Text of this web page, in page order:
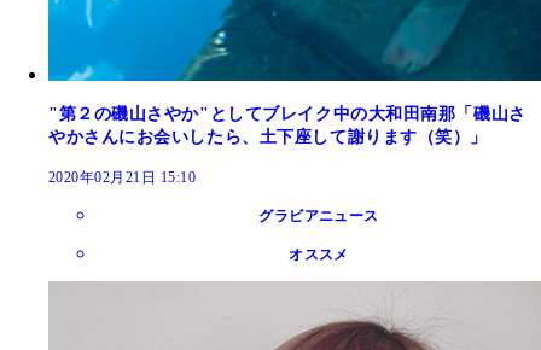
"第２の磯山さやか"としてブレイク中の大和田南那「磯山さ
やかさんにお会いしたら、土下座して謝ります（笑）」
2020年02月21日 15:10
グラビアニュース
オススメ